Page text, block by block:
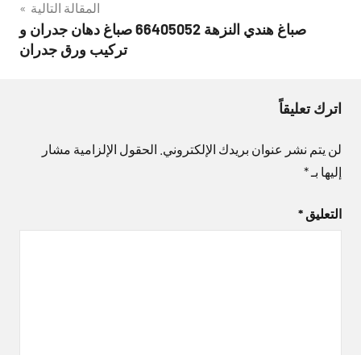
المقالة التالية
صباغ هندي النزهة 66405052 صباغ دهان جدران و
تركيب ورق جدران
اترك تعليقاً
لن يتم نشر عنوان بريدك الإلكتروني. الحقول الإلزامية مشار
إليها بـ*
التعليق *